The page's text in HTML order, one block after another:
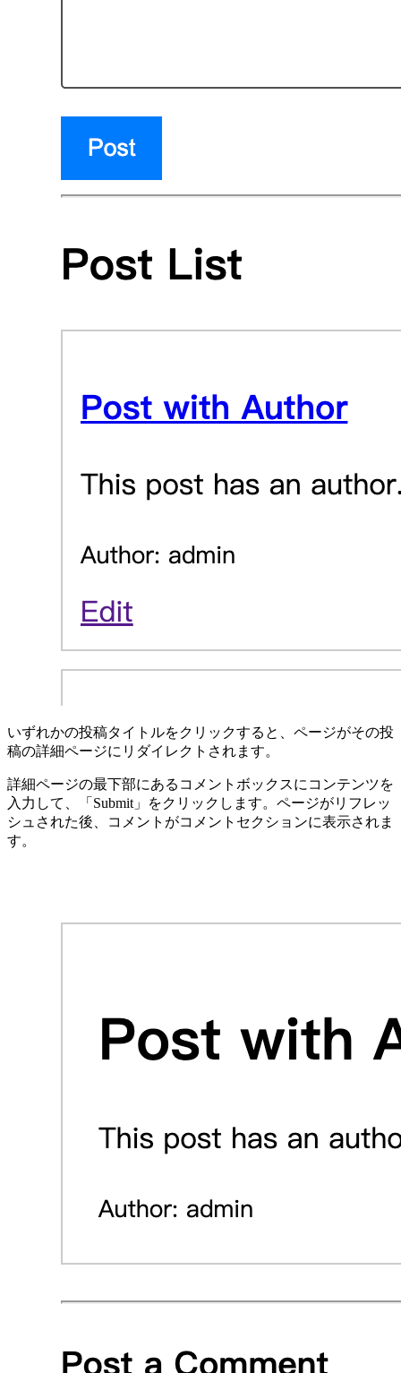
いずれかの投稿タイトルをクリックすると、ページがその投
稿の詳細ページにリダイレクトされます。
詳細ページの最下部にあるコメントボックスにコンテンツを
入力して、「Submit」をクリックします。ページがリフレッ
シュされた後、コメントがコメントセクションに表示されま
す。